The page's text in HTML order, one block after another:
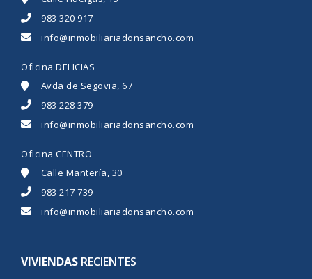
983 320 917
info@inmobiliariadonsancho.com
Oficina DELICIAS
Avda de Segovia, 67
983 228 379
info@inmobiliariadonsancho.com
Oficina CENTRO
Calle Mantería, 30
983 217 739
info@inmobiliariadonsancho.com
VIVIENDAS RECIENTES